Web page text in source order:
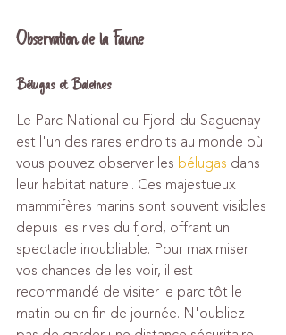
Observation de la Faune
Bélugas et Baleines
Le Parc National du Fjord-du-Saguenay
est l'un des rares endroits au monde où
vous pouvez observer les bélugas dans
leur habitat naturel. Ces majestueux
mammifères marins sont souvent visibles
depuis les rives du fjord, offrant un
spectacle inoubliable. Pour maximiser
vos chances de les voir, il est
recommandé de visiter le parc tôt le
matin ou en fin de journée. N'oubliez